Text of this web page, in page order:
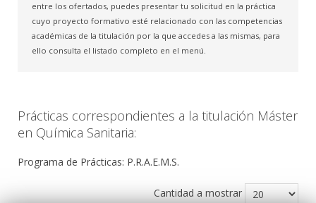
entre los ofertados, puedes presentar tu solicitud en la práctica
cuyo proyecto formativo esté relacionado con las competencias
académicas de la titulación por la que accedes a las mismas, para
ello consulta el listado completo en el menú.
Prácticas correspondientes a la titulación Máster
en Química Sanitaria:
Programa de Prácticas: P.R.A.E.M.S.
Cantidad a mostrar